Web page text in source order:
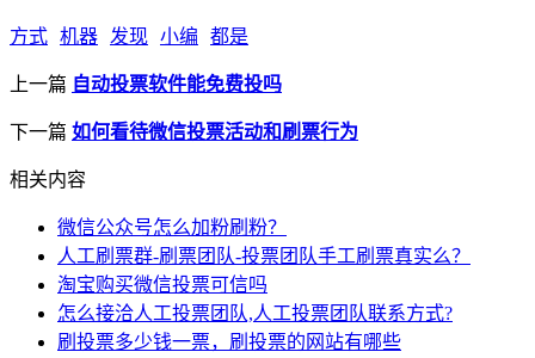
方式 机器 发现 小编 都是
上一篇 自动投票软件能免费投吗
下一篇 如何看待微信投票活动和刷票行为
相关内容
微信公众号怎么加粉刷粉？
人工刷票群-刷票团队-投票团队手工刷票真实么？
淘宝购买微信投票可信吗
怎么接洽人工投票团队,人工投票团队联系方式?
刷投票多少钱一票，刷投票的网站有哪些